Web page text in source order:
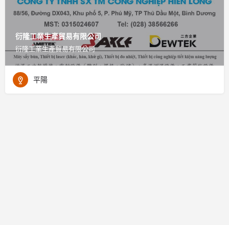
衍隆工業生產貿易有限公司
衍隆工業生產貿易有限公司
平陽